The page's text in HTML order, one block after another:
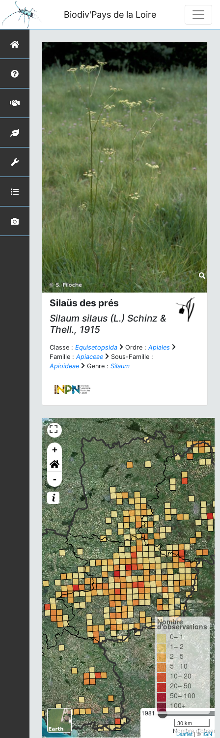
Biodiv'Pays de la Loire
Silaüs des prés
Silaum silaus (L.) Schinz &
Thell., 1915
Classe : Equisetopsida Ordre : Apiales
Famille : Apiaceae
Sous-Famille :
Apioideae
Genre : Silaum
+
-
1981
Nombre
Nombre
d'observations
0– 1
1– 2
2– 5
5– 10
10– 20
20– 50
50– 100
100+
30 km
Leaflet| ©IGN